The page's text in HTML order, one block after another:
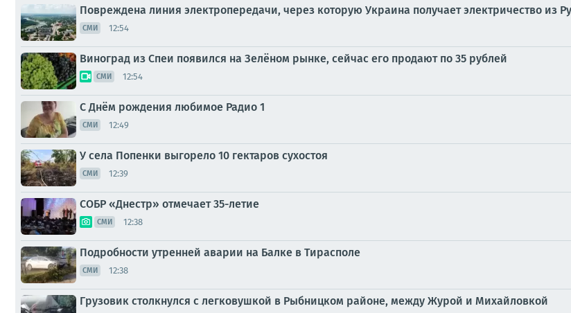
Повреждена линия электропередачи, через которую Украина получает электричество
СМИ 12:54
Виноград из Спеи появился на Зелёном рынке, сейчас его продают по 35 рублей
СМИ 12:54
С Днём рождения любимое Радио 1
СМИ 12:49
У села Попенки выгорело 10 гектаров сухостоя
СМИ 12:39
СОБР «Днестр» отмечает 35-летие
СМИ 12:38
Подробности утренней аварии на Балке в Тирасполе
СМИ 12:38
Грузовик столкнулся с легковушкой в Рыбницком районе, между Журой и Михайловкой